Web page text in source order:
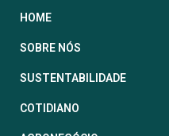
HOME
SOBRE NÓS
SUSTENTABILIDADE
COTIDIANO